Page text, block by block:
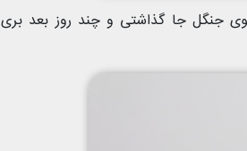
جنگل جا گذاشتی و چند روز بعد بری